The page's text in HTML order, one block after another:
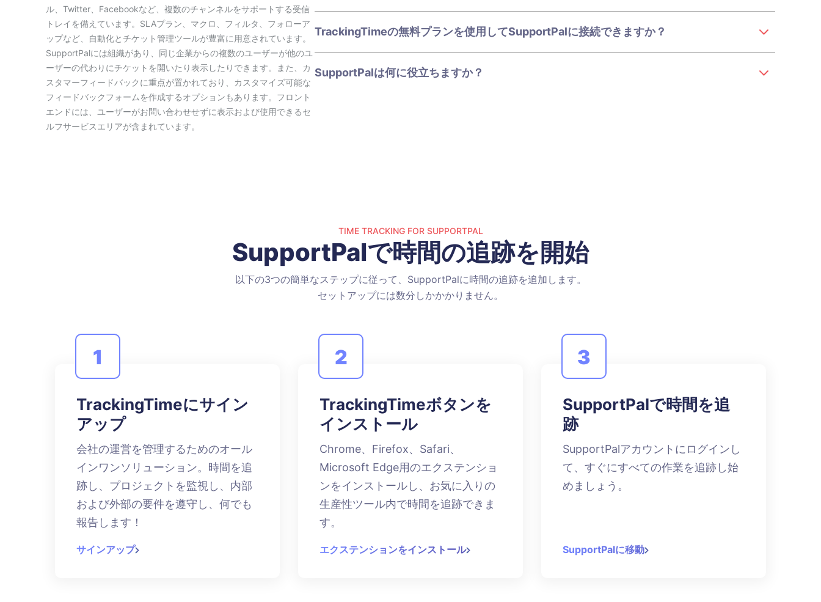
ル、Twitter、Facebookなど、複数のチャンネルをサポートする受信
トレイを備えています。SLAプラン、マクロ、フィルタ、フォローア
ップなど、自動化とチケット管理ツールが豊富に用意されています。
SupportPalには組織があり、同じ企業からの複数のユーザーが他のユ
ーザーの代わりにチケットを開いたり表示したりできます。また、カ
スタマーフィードバックに重点が置かれており、カスタマイズ可能な
フィードバックフォームを作成するオプションもあります。フロント
エンドには、ユーザーがお問い合わせせずに表示および使用できるセ
ルフサービスエリアが含まれています。
TrackingTimeの無料プランを使用してSupportPalに接続できますか？
SupportPalは何に役立ちますか？
TIME TRACKING FOR SUPPORTPAL
SupportPalで時間の追跡を開始
以下の3つの簡単なステップに従って、SupportPalに時間の追跡を追加します。
セットアップには数分しかかかりません。
1
TrackingTimeにサイン
アップ
会社の運営を管理するためのオール
インワンソリューション。時間を追
跡し、プロジェクトを監視し、内部
および外部の要件を遵守し、何でも
報告します！
サインアップ
2
TrackingTimeボタンを
インストール
Chrome、Firefox、Safari、
Microsoft Edge用のエクステンショ
ンをインストールし、お気に入りの
生産性ツール内で時間を追跡できま
す。
エクステンションをインストール
3
SupportPalで時間を追
跡
SupportPalアカウントにログインし
て、すぐにすべての作業を追跡し始
めましょう。
SupportPalに移動